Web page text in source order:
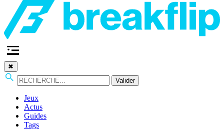
✖
Valider
Jeux
Actus
Guides
Tags